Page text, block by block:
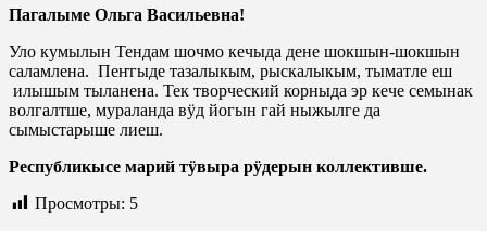
Пагалыме Ольга Васильевна!
Уло кумылын Тендам шочмо кечыда дене шокшын-шокшын
саламлена. Пеҥгыде тазалыкым, рыскалыкым, тыматле еш
илышым тыланена. Тек творческий корныда эр кече семынак
волгалтше, мураланда вӱд йогын гай ныжылге да
сымыстарыше лиеш.
Республикысе марий тӱвыра рӱдерын коллективше.
Просмотры: 5